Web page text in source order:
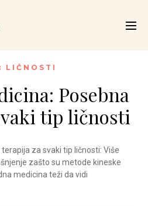
LIČNOSTI
Posebna
tip ličnosti
za svaki tip ličnosti: Više
zašto su metode kineske
medicina teži da vidi